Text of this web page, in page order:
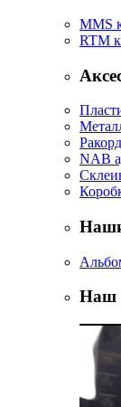
MMS
RTM
Ракорд
NAB
Наш